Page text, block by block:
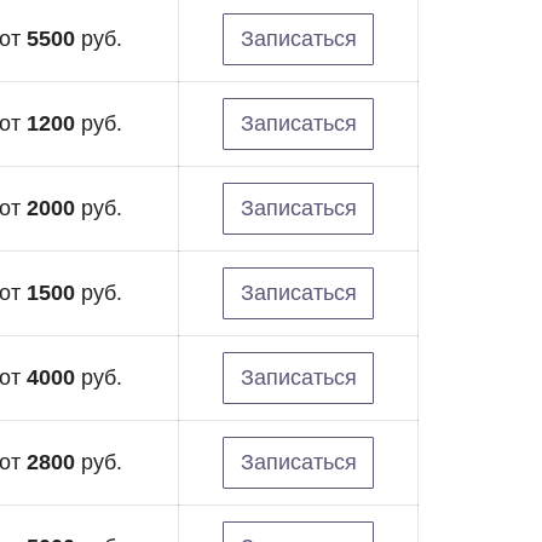
от 5500 руб. Записаться
от 1200 руб. Записаться
от 2000 руб. Записаться
от 1500 руб. Записаться
от 4000 руб. Записаться
от 2800 руб. Записаться